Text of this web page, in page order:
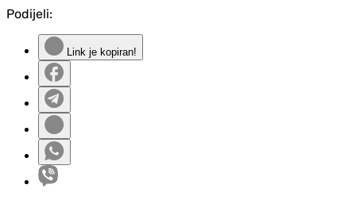
Podijeli:
Link je kopiran!